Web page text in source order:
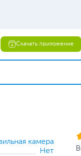
Скачать приложение
камера
Нет